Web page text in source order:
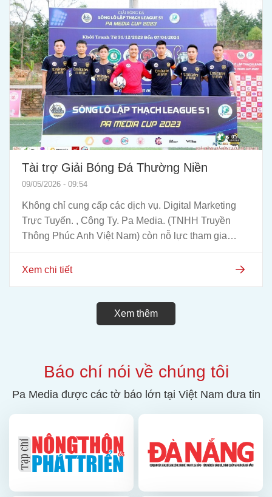
Tài trợ Giải Bóng Đá Thường Niền
09/05/2026 - 09:54
Không chỉ cung cấp các dịch vụ. Digital Marketing
Trực Tuyến. , Công Ty. Pa Media. (TNHH Truyền
Thông Phúc Anh Việt Nam) còn nỗ lực tham gia
Xem chi tiết
Xem thêm
Báo chí nói về chúng tôi
Pa Media được các tờ báo lớn tại Việt Nam đưa tin